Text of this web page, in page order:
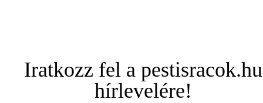
Iratkozz fel a pestisracok.hu
hírlevelére!